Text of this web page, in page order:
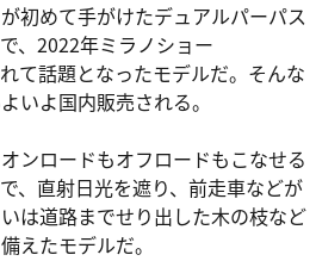
初めて手がけたデュアルパーパス
、2022年ミラノショー
れて話題となったモデルだ。そんな
いよ国内販売される。
ンロードもオフロードもこなせる
、直射日光を遮り、前走車などが
は道路までせり出した木の枝など
えたモデルだ。